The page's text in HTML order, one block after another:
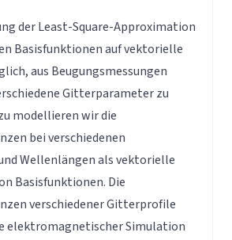
der Least-Square-Approximation
Basisfunktionen auf vektorielle
aus Beugungsmessungen
Gitterparameter zu
modellieren wir die
bei verschiedenen
Wellenlängen als vektorielle
Basisfunktionen. Die
verschiedener Gitterprofile
elektromagnetischer Simulation